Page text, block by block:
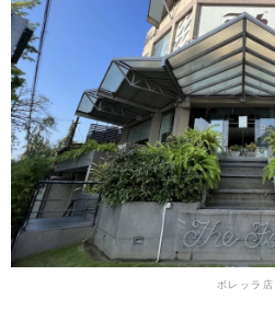
ボレッラ店